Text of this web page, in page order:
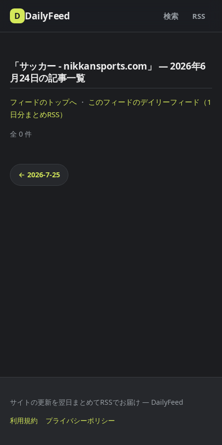
D DailyFeed 検索 RSS
「サッカー - nikkansports.com」 — 2026年6
月24日の記事一覧
フィードのトップへ ・ このフィードのデイリーフィード（1
日分まとめRSS）
全 0 件
← 2026-7-25
サイトの更新を翌日まとめてRSSでお届け — DailyFeed
利用規約
プライバシーポリシー